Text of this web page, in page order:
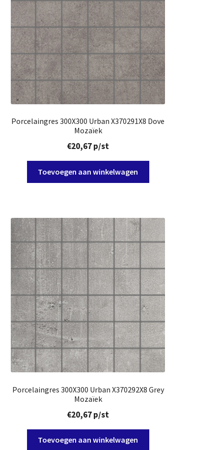
Porcelaingres 300X300 Urban X370291X8 Dove
Mozaïek
€20,67p/st
Toevoegen aan winkelwagen
Porcelaingres 300X300 Urban X370292X8 Grey
Mozaïek
€20,67p/st
Toevoegen aan winkelwagen